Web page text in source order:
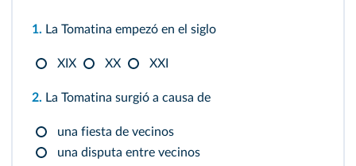
1. La Tomatina empezó en el siglo
XIX XX XXI
2. La Tomatina surgió a causa de
una fiesta de vecinos
una disputa entre vecinos